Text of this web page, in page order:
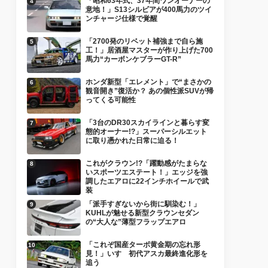
意地！」S13シルビアが400馬力のツイ
ンチャージ仕様で覚醒
「2700発のリベット補強まで自ら施
工！」居酒屋マスターが作り上げた700
馬力“カーボンケブラーGT-R”
ホンダ新型「エレメント」で“まさかの
観音開き”復活か？ あの個性派SUVが帰
ってくる可能性
「3台のDR30スカイラインと暮らす変
態的オーナー!?」スーパーシルエット
に取り憑かれた日常に迫る！
これがクラウン!?「躍動感がたまらな
いスポーツエステート！」エッジを強
調したエアロに22インチホイールで武
装
「派手すぎないから街に馴染む！」
KUHLが魅せる新型クラウンセダン
の“大人な”薄型フラップエアロ
「これぞ国産ターボ黄金期の忘れ形
見！」いすゞ初代アスカ最終進化形を
追う